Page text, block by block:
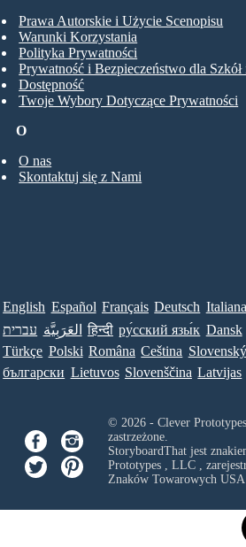
O
O nas
Skontaktuj się z Nami
Prawa Autorskie i Użycie Scenopisu
Warunki Korzystania
Polityka Prywatności
Prywatność i Bezpieczeństwo dla
Dostępność
Twoje Wybory Dotyczące Prywatności
English Español Français Deutsch Italiana
עברית العَرَبِيَّة हिन्दी ру́сский язы́к Dansk
Türkçe Polski Româna Ceština Slovenský
български Lietuvos Slovenščina Latvijas
© 2026 - Clever
zastrzeżone.
StoryboardThat jest
Prototypes , LLC,
Znaków Towarowych USA